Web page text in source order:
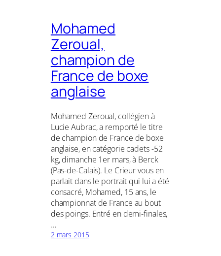
Mohamed
Zeroual,
champion de
France de boxe
anglaise
Mohamed Zeroual, collégien à
Lucie Aubrac, a remporté le titre
de champion de France de boxe
anglaise, en catégorie cadets -52
kg, dimanche 1er mars, à Berck
(Pas-de-Calais). Le Crieur vous en
parlait dans le portrait qui lui a été
consacré, Mohamed, 15 ans, le
championnat de France au bout
des poings. Entré en demi-finales,
…
2 mars 2015